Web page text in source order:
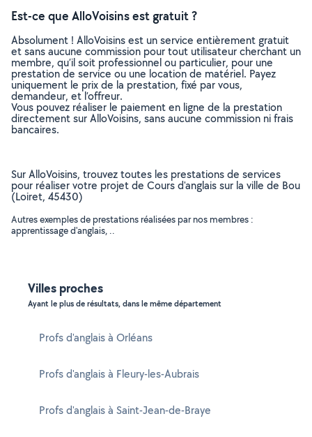
Est-ce que AlloVoisins est gratuit ?
Absolument ! AlloVoisins est un service entièrement gratuit
et sans aucune commission pour tout utilisateur cherchant un
membre, qu’il soit professionnel ou particulier, pour une
prestation de service ou une location de matériel. Payez
uniquement le prix de la prestation, fixé par vous,
demandeur, et l’offreur.
Vous pouvez réaliser le paiement en ligne de la prestation
directement sur AlloVoisins, sans aucune commission ni frais
bancaires.
Sur AlloVoisins, trouvez toutes les prestations de services
pour réaliser votre projet de Cours d'anglais sur la ville de Bou
(Loiret, 45430)
Autres exemples de prestations réalisées par nos membres :
apprentissage d'anglais, ..
Villes proches
Ayant le plus de résultats, dans le même département
Profs d'anglais à Orléans
Profs d'anglais à Fleury-les-Aubrais
Profs d'anglais à Saint-Jean-de-Braye